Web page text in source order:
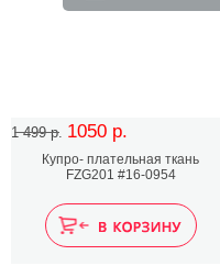
1 499 р. 1050 р.
Купро- плательная ткань
FZG201 #16-0954